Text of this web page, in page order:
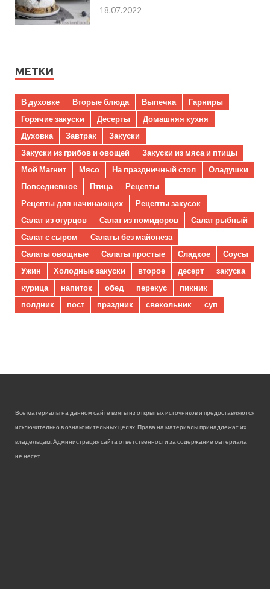
18.07.2022
МЕТКИ
В духовке Вторые блюда Выпечка
Гарниры
Горячие закуски
Десерты
Домашняя кухня
Духовка
Завтрак
Закуски
Закуски из грибов и овощей
Закуски из мяса и птицы
Мой Магнит
Мясо На праздничный стол
Оладушки
Повседневное
Птица
Рецепты
Рецепты для начинающих
Рецепты закусок
Салат из огурцов
Салат из помидоров
Салат рыбный
Салат с сыром
Салаты без майонеза
Салаты овощные
Салаты простые Сладкое
Соусы
Ужин
Холодные закуски второе десерт
закуска
курица
напиток обед перекус
пикник
полдник
пост праздник свекольник суп
Все материалы на данном сайте взяты из открытых источников и предоставляются
исключительно в ознакомительных целях. Права на материалы принадлежат их
владельцам. Администрация сайта ответственности за содержание материала
не несет.